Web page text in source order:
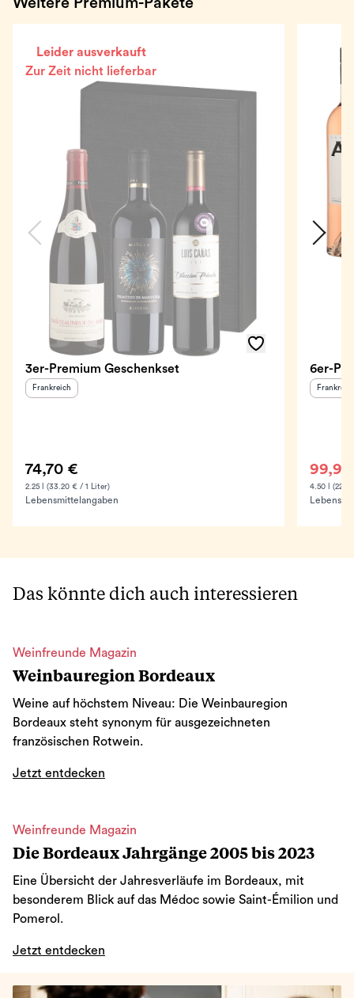
Weitere Premium-Pakete
Leider ausverkauft
Zur Zeit nicht lieferbar
3er-Premium Geschenkset
Herkunftsland
Frankreich
74,70 €
2.25 l (33.20 € / 1 Liter)
Lebensmittelangaben
6er-
4.50 l
Das könnte dich auch interessieren
Weinfreunde Magazin
Weinbauregion Bordeaux
Weine auf höchstem Niveau: Die Weinbauregion
Bordeaux steht synonym für ausgezeichneten
französischen Rotwein.
Jetzt entdecken
Weinfreunde Magazin
Die Bordeaux Jahrgänge 2005 bis 2023
Eine Übersicht der Jahresverläufe im Bordeaux, mit
besonderem Blick auf das Médoc sowie Saint-Émilion und
Pomerol.
Jetzt entdecken